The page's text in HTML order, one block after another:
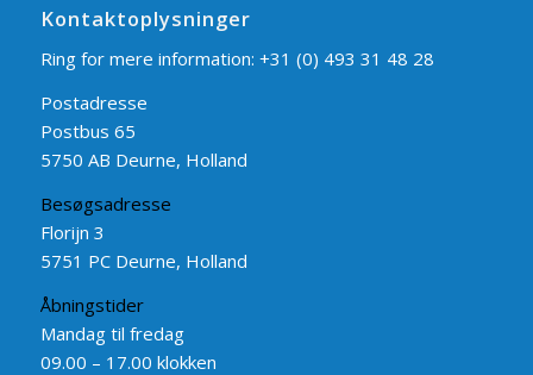
Kontaktoplysninger
Ring for mere information: +31 (0) 493 31 48 28
Postadresse
Postbus 65
5750 AB Deurne, Holland
Besøgsadresse
Florijn 3
5751 PC Deurne, Holland
Åbningstider
Mandag til fredag
09.00 – 17.00 klokken